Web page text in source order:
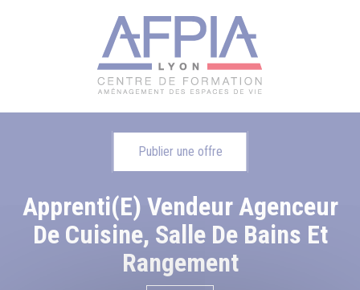
Publier une offre
Apprenti(e) Vendeur Agenceur
De Cuisine, Salle De Bains Et
Rangement